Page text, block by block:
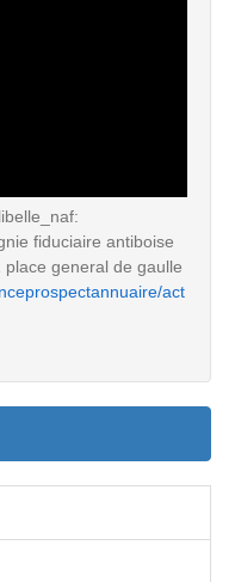
fiduciaire antiboise
general de gaulle
act